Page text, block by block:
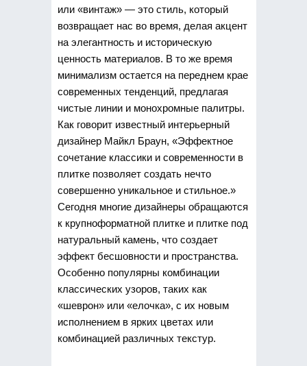
или «винтаж» — это стиль, который
возвращает нас во время, делая акцент
на элегантность и историческую
ценность материалов. В то же время
минимализм остается на переднем крае
современных тенденций, предлагая
чистые линии и монохромные палитры.
Как говорит известный интерьерный
дизайнер Майкл Браун, «Эффектное
сочетание классики и современности в
плитке позволяет создать нечто
совершенно уникальное и стильное.»
Сегодня многие дизайнеры обращаются
к крупноформатной плитке и плитке под
натуральный камень, что создает
эффект бесшовности и пространства.
Особенно популярны комбинации
классических узоров, таких как
«шеврон» или «елочка», с их новым
исполнением в ярких цветах или
комбинацией различных текстур.